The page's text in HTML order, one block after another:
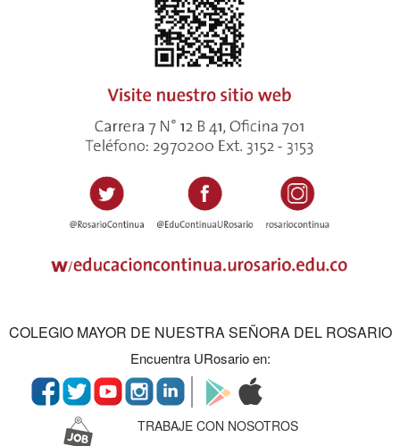
COLEGIO MAYOR DE NUESTRA SEÑORA DEL ROSARIO
Encuentra URosario en:
TRABAJE CON NOSOTROS